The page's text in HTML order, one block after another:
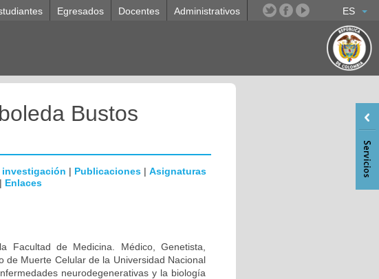
ES
Egresados Docentes Administrativos
Bustos
investigación | Publicaciones | Asignaturas
| Enlaces
de Medicina. Médico, Genetista,
de Muerte Celular de la Universidad Nacional
neurodegenerativas y la biología